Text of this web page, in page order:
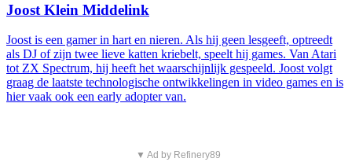
Joost Klein Middelink
Joost is een gamer in hart en nieren. Als hij geen lesgeeft, optreedt
als DJ of zijn twee lieve katten kriebelt, speelt hij games. Van Atari
tot ZX Spectrum, hij heeft het waarschijnlijk gespeeld. Joost volgt
graag de laatste technologische ontwikkelingen in video games en is
hier vaak ook een early adopter van.
▼ Ad by Refinery89